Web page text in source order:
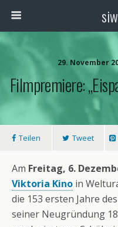
29. November
Filmpremiere:
Teilen Tweet
Am Freitag, 6.
Viktoria Kino in
die 153 ersten Jahre
seiner Neugründung